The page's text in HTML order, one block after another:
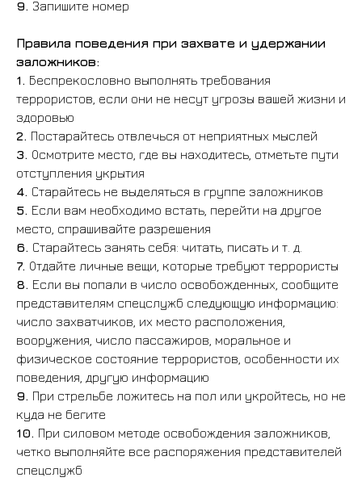
9. Запишите номер
Правила поведения при захвате и удержании
заложников:
1. Беспрекословно выполнять требования
террористов, если они не несут угрозы вашей жизни и
здоровью
2. Постарайтесь отвлечься от неприятных мыслей
3. Осмотрите место, где вы находитесь, отметьте пути
отступления укрытия
4. Старайтесь не выделяться в группе заложников
5. Если вам необходимо встать, перейти на другое
место, спрашивайте разрешения
6. Старайтесь занять себя: читать, писать и т. д.
7. Отдайте личные вещи, которые требуют террористы
8. Если вы попали в число освобожденных, сообщите
представителям спецслужб следующую информацию:
число захватчиков, их место расположения,
вооружения, число пассажиров, моральное и
физическое состояние террористов, особенности их
поведения, другую информацию
9. При стрельбе ложитесь на пол или укройтесь, но не
куда не бегите
10. При силовом методе освобождения заложников,
четко выполняйте все распоряжения представителей
спецслужб